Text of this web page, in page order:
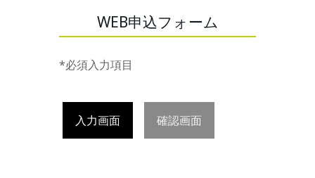
WEB申込フォーム
*必須入力項目
入力画面 確認画面